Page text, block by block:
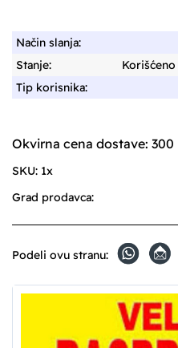
Način slanja:
Stanje:
Tip korisnika:
Okvirna cena dostave: 300
SKU: 1x
Grad prodavca:
Podeli ovu stranu: